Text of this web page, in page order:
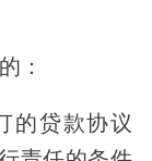
：
的贷款协议